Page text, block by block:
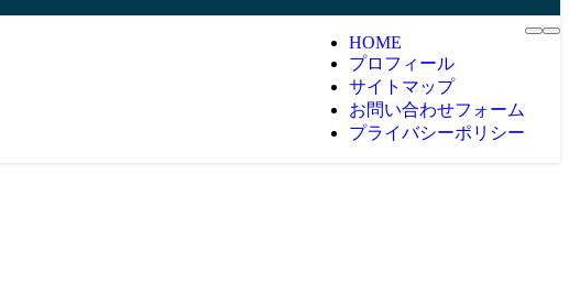
HOME
プロフィール
サイトマップ
お問い合わせフォーム
プライバシーポリシー